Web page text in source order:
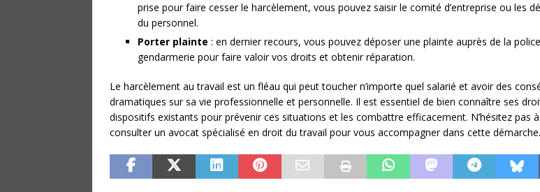
prise pour faire cesser le harcèlement, vous pouvez saisir le comité d’entreprise ou les
du personnel.
Porter plainte : en dernier recours, vous pouvez déposer une plainte auprès de la
gendarmerie pour faire valoir vos droits et obtenir réparation.
Le harcèlement au travail est un fléau qui peut toucher n’importe quel salarié et avoir des
dramatiques sur sa vie professionnelle et personnelle. Il est essentiel de bien connaître ses
dispositifs existants pour prévenir ces situations et les combattre efficacement. N’hésitez pas à
consulter un avocat spécialisé en droit du travail pour vous accompagner dans cette démarche.